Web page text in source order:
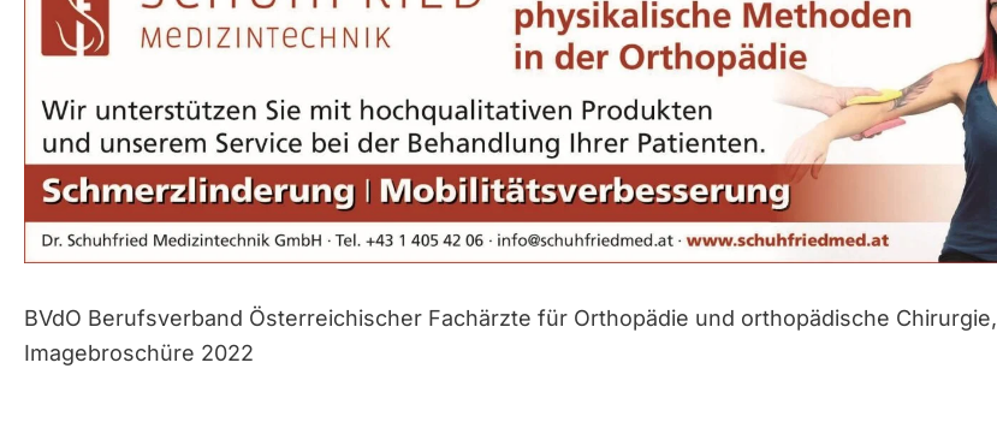
BVdO Berufsverband Österreichischer Fachärzte für Orthopädie und orthopädische Chirurgie,
Imagebroschüre 2022